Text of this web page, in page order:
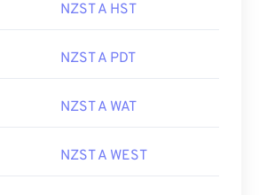
NZST A HST
NZST A PDT
NZST A WAT
NZST A WEST